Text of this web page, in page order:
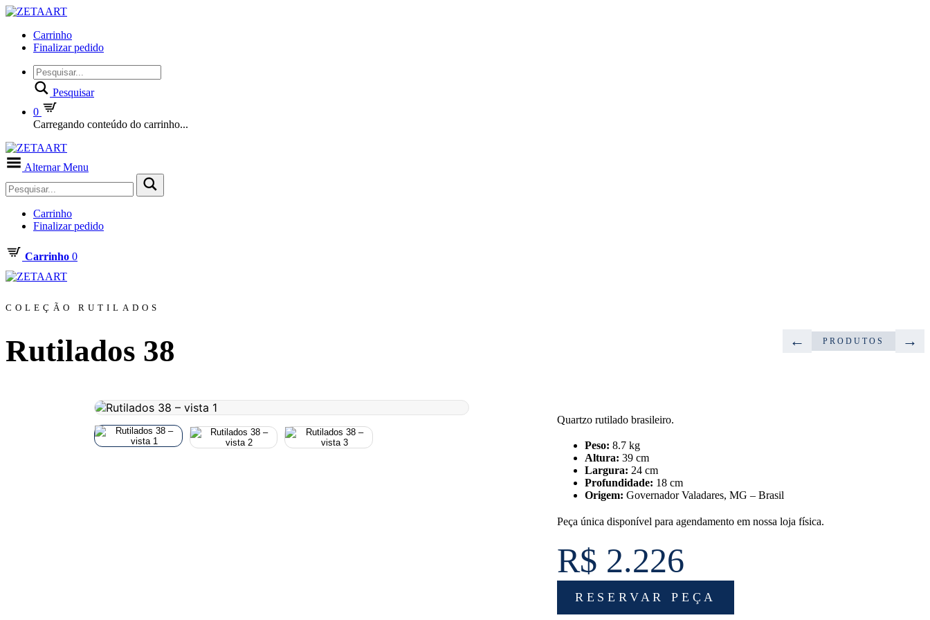
Carrinho
Finalizar pedido
Pesquisar
0
Carregando conteúdo do carrinho...
Alternar Menu
Carrinho
Finalizar pedido
Carrinho 0
COLEÇÃO RUTILADOS
Rutilados 38 ← PRODUTOS →
Quartzo rutilado brasileiro.
Peso: 8.7 kg
Altura: 39 cm
Largura: 24 cm
Profundidade: 18 cm
Origem: Governador Valadares, MG – Brasil
Peça única disponível para agendamento em nossa loja física.
R$ 2.226
RESERVAR PEÇA